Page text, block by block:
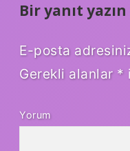
Bir yanıt yazın
E-posta
Gerekli alanlar *
Yorum